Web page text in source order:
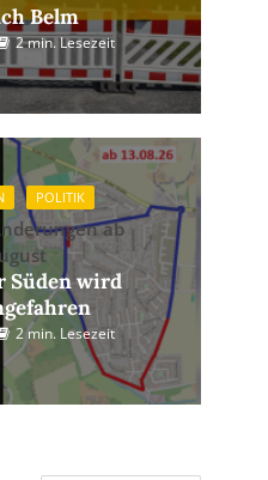
Belm
2 min. Lesezeit
POLITIK
ab
Süden wird
2 min. Lesezeit